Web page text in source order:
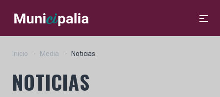
Inicio Media Noticias
NOTICIAS